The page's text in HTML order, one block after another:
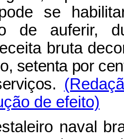
se
de auferir,
bruta
setenta por
de efeito)
naval